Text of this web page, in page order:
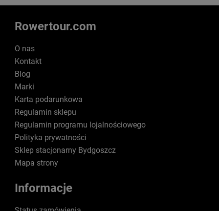
Rowertour.com
O nas
Kontakt
Blog
Marki
Karta podarunkowa
Regulamin sklepu
Regulamin programu lojalnościowego
Polityka prywatności
Sklep stacjonarny Bydgoszcz
Mapa strony
Informacje